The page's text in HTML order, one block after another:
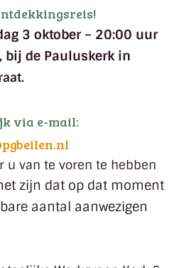
3 oktober – 20:00 uur
bij de Pauluskerk in
via e-mail:
nl
u van te voren te hebben
zijn dat op dat moment
aantal aanwezigen